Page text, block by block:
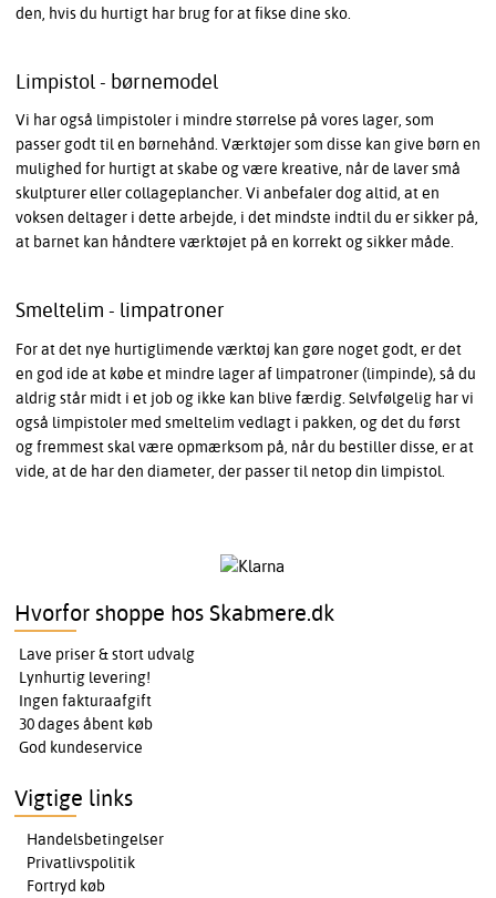
den, hvis du hurtigt har brug for at fikse dine sko.
Limpistol - børnemodel
Vi har også limpistoler i mindre størrelse på vores lager, som
passer godt til en børnehånd. Værktøjer som disse kan give børn en
mulighed for hurtigt at skabe og være kreative, når de laver små
skulpturer eller collageplancher. Vi anbefaler dog altid, at en
voksen deltager i dette arbejde, i det mindste indtil du er sikker på,
at barnet kan håndtere værktøjet på en korrekt og sikker måde.
Smeltelim - limpatroner
For at det nye hurtiglimende værktøj kan gøre noget godt, er det
en god ide at købe et mindre lager af limpatroner (limpinde), så du
aldrig står midt i et job og ikke kan blive færdig. Selvfølgelig har vi
også limpistoler med smeltelim vedlagt i pakken, og det du først
og fremmest skal være opmærksom på, når du bestiller disse, er at
vide, at de har den diameter, der passer til netop din limpistol.
Hvorfor shoppe hos Skabmere.dk
Lave priser & stort udvalg
Lynhurtig levering!
Ingen fakturaafgift
30 dages åbent køb
God kundeservice
Vigtige links
Handelsbetingelser
Privatlivspolitik
Fortryd køb